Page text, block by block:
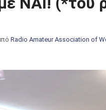
Radio Amateur Association of